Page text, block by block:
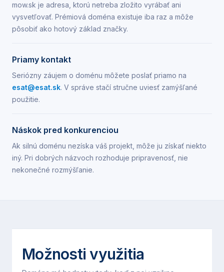
mow.sk je adresa, ktorú netreba zložito vyrábať ani
vysvetľovať. Prémiová doména existuje iba raz a môže
pôsobiť ako hotový základ značky.
Priamy kontakt
Seriózny záujem o doménu môžete poslať priamo na
esat@esat.sk. V správe stačí stručne uviesť zamýšľané
použitie.
Náskok pred konkurenciou
Ak silnú doménu nezíska váš projekt, môže ju získať niekto
iný. Pri dobrých názvoch rozhoduje pripravenosť, nie
nekonečné rozmýšľanie.
Možnosti využitia